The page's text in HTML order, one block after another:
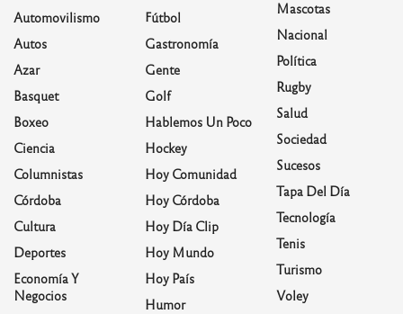
Automovilismo
Autos
Azar
Basquet
Boxeo
Ciencia
Columnistas
Córdoba
Cultura
Deportes
Economía Y
Negocios
Fútbol
Gastronomía
Gente
Golf
Hablemos Un Poco
Hockey
Hoy Comunidad
Hoy Córdoba
Hoy Día Clip
Hoy Mundo
Hoy País
Humor
Mascotas
Nacional
Política
Rugby
Salud
Sociedad
Sucesos
Tapa Del Día
Tecnología
Tenis
Turismo
Voley